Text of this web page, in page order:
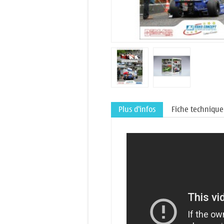
Plus d'infos Fiche technique